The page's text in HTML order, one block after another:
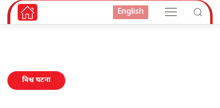
English
बिश्व घटना